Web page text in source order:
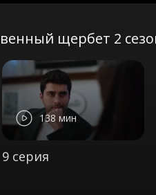
щербет 2
138 мин
9 серия